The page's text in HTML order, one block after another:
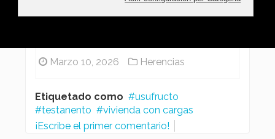
Marzo 10, 2026 Herencias
Etiquetado como
usufructo
testanento
vivienda con cargas
¡Escribe el primer comentario!